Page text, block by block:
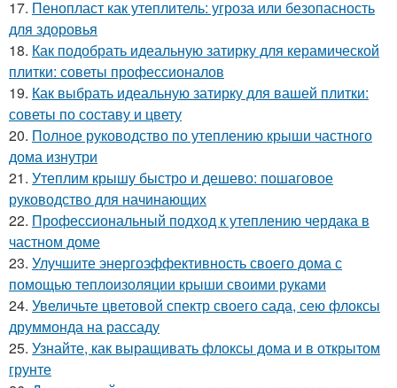
17. Пенопласт как утеплитель: угроза или безопасность
для здоровья
18. Как подобрать идеальную затирку для керамической
плитки: советы профессионалов
19. Как выбрать идеальную затирку для вашей плитки:
советы по составу и цвету
20. Полное руководство по утеплению крыши частного
дома изнутри
21. Утеплим крышу быстро и дешево: пошаговое
руководство для начинающих
22. Профессиональный подход к утеплению чердака в
частном доме
23. Улучшите энергоэффективность своего дома с
помощью теплоизоляции крыши своими руками
24. Увеличьте цветовой спектр своего сада, сею флоксы
друммонда на рассаду
25. Узнайте, как выращивать флоксы дома и в открытом
грунте